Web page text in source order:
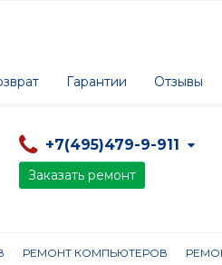
Гарантии Отзывы
+7(495)479-9-911
Заказать ремонт
РЕМОНТ КОМПЬЮТЕРОВ